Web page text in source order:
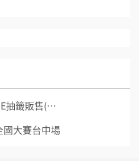
抽籤販售(⋯
國大賽台中場